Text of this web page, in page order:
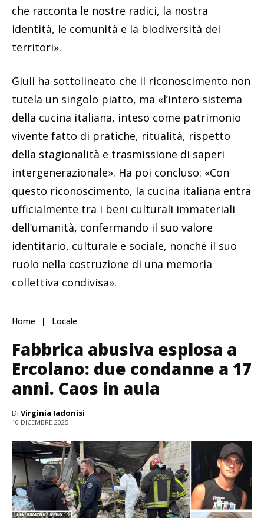
che racconta le nostre radici, la nostra
identità, le comunità e la biodiversità dei
territori».
Giuli ha sottolineato che il riconoscimento non
tutela un singolo piatto, ma «l’intero sistema
della cucina italiana, inteso come patrimonio
vivente fatto di pratiche, ritualità, rispetto
della stagionalità e trasmissione di saperi
intergenerazionale». Ha poi concluso: «Con
questo riconoscimento, la cucina italiana entra
ufficialmente tra i beni culturali immateriali
dell’umanità, confermando il suo valore
identitario, culturale e sociale, nonché il suo
ruolo nella costruzione di una memoria
collettiva condivisa».
Home Locale
Fabbrica abusiva esplosa a
Ercolano: due condanne a 17
anni. Caos in aula
Di Virginia Iadonisi
10 DICEMBRE 2025